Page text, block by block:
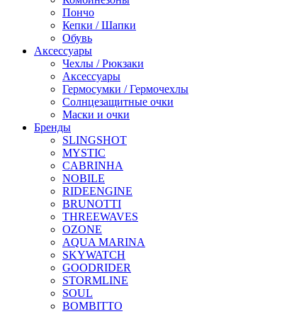
Пончо
Кепки / Шапки
Обувь
Аксессуары
Чехлы / Рюкзаки
Аксессуары
Гермосумки / Гермочехлы
Солнцезащитные очки
Маски и очки
Бренды
SLINGSHOT
MYSTIC
CABRINHA
NOBILE
RIDEENGINE
BRUNOTTI
THREEWAVES
OZONE
AQUA MARINA
SKYWATCH
GOODRIDER
STORMLINE
SOUL
BOMBITTO